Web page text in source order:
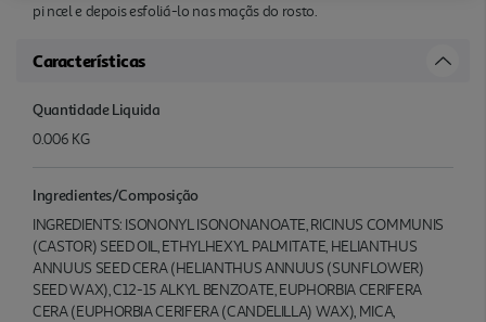
pi ncel e depois esfoliá-lo nas maçãs do rosto.
Características
Quantidade Liquida
0.006 KG
Ingredientes/Composição
INGREDIENTS: ISONONYL ISONONANOATE, RICINUS COMMUNIS
(CASTOR) SEED OIL, ETHYLHEXYL PALMITATE, HELIANTHUS
ANNUUS SEED CERA (HELIANTHUS ANNUUS (SUNFLOWER)
SEED WAX), C12-15 ALKYL BENZOATE, EUPHORBIA CERIFERA
CERA (EUPHORBIA CERIFERA (CANDELILLA) WAX), MICA,